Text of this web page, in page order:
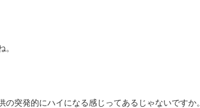
の突発的にハイになる感じってあるじゃないです